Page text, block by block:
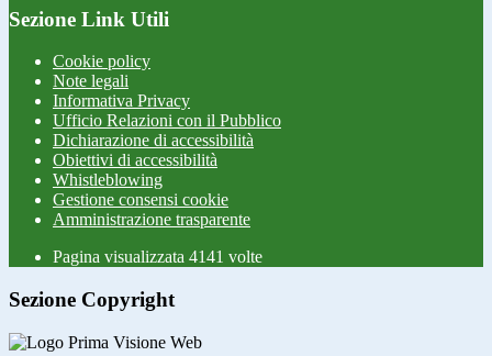
Sezione Link Utili
Cookie policy
Note legali
Informativa Privacy
Ufficio Relazioni con il Pubblico
Dichiarazione di accessibilità
Obiettivi di accessibilità
Whistleblowing
Gestione consensi cookie
Amministrazione trasparente
Pagina visualizzata 4141 volte
Sezione Copyright